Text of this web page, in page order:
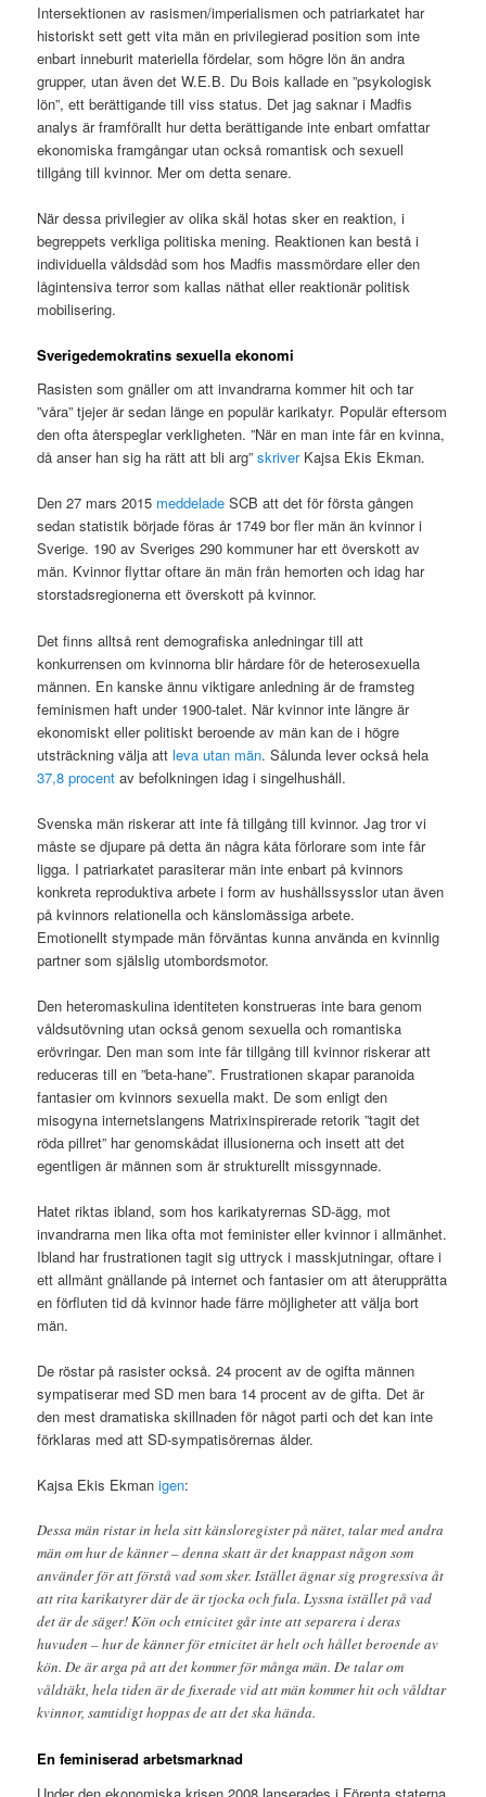
Intersektionen av rasismen/imperialismen och patriarkatet har
historiskt sett gett vita män en privilegierad position som inte
enbart inneburit materiella fördelar, som högre lön än andra
grupper, utan även det W.E.B. Du Bois kallade en ”psykologisk
lön”, ett berättigande till viss status. Det jag saknar i Madfis
analys är framförallt hur detta berättigande inte enbart omfattar
ekonomiska framgångar utan också romantisk och sexuell
tillgång till kvinnor. Mer om detta senare.
När dessa privilegier av olika skäl hotas sker en reaktion, i
begreppets verkliga politiska mening. Reaktionen kan bestå i
individuella våldsdåd som hos Madfis massmördare eller den
lågintensiva terror som kallas näthat eller reaktionär politisk
mobilisering.
Sverigedemokratins sexuella ekonomi
Rasisten som gnäller om att invandrarna kommer hit och tar
”våra” tjejer är sedan länge en populär karikatyr. Populär eftersom
den ofta återspeglar verkligheten. ”När en man inte får en kvinna,
då anser han sig ha rätt att bli arg”skriverKajsa Ekis Ekman.
Den 27 mars 2015 meddelade SCB att det för första gången
sedan statistik började föras år 1749 bor fler män än kvinnor i
Sverige. 190 av Sveriges 290 kommuner har ett överskott av
män. Kvinnor flyttar oftare än män från hemorten och idag har
storstadsregionerna ett överskott på kvinnor.
Det finns alltså rent demografiska anledningar till att
konkurrensen om kvinnorna blir hårdare för de heterosexuella
männen. En kanske ännu viktigare anledning är de framsteg
feminismen haft under 1900-talet. När kvinnor inte längre är
ekonomiskt eller politiskt beroende av män kan de i högre
utsträckning välja attleva utan män. Sålunda lever också hela
37,8 procent av befolkningen idag i singelhushåll.
Svenska män riskerar att inte få tillgång till kvinnor. Jag tror vi
måste se djupare på detta än några kåta förlorare som inte får
ligga. I patriarkatet parasiterar män inte enbart på kvinnors
konkreta reproduktiva arbete i form av hushållssysslor utan även
på kvinnors relationella och känslomässiga arbete.
Emotionellt stympade män förväntas kunna använda en kvinnlig
partner som själslig utombordsmotor.
Den heteromaskulina identiteten konstrueras inte bara genom
våldsutövning utan också genom sexuella och romantiska
erövringar. Den man som inte får tillgång till kvinnor riskerar att
reduceras till en ”beta-hane”. Frustrationen skapar paranoida
fantasier om kvinnors sexuella makt. De som enligt den
misogyna internetslangens Matrixinspirerade retorik ”tagit det
röda pillret” har genomskådat illusionerna och insett att det
egentligen är männen som är strukturellt missgynnade.
Hatet riktas ibland, som hos karikatyrernas SD-ägg, mot
invandrarna men lika ofta mot feminister eller kvinnor i allmänhet.
Ibland har frustrationen tagit sig uttryck i masskjutningar, oftare i
ett allmänt gnällande på internet och fantasier om att återupprätta
en förfluten tid då kvinnor hade färre möjligheter att välja bort
män.
De röstar på rasister också. 24 procent av de ogifta männen
sympatiserar med SD men bara 14 procent av de gifta. Det är
den mest dramatiska skillnaden för något parti och det kan inte
förklaras med att SD-sympatisörernas ålder.
Kajsa Ekis Ekmanigen:
Dessa män ristar in hela sitt känsloregister på nätet, talar med andra
män om hur de känner – denna skatt är det knappast någon som
använder för att förstå vad som sker. Istället ägnar sig progressiva åt
att rita karikatyrer där de är tjocka och fula. Lyssna istället på vad
det är de säger! Kön och etnicitet går inte att separera i deras
huvuden – hur de känner för etnicitet är helt och hållet beroende av
kön. De är arga på att det kommer för många män. De talar om
våldtäkt, hela tiden är de fixerade vid att män kommer hit och våldtar
kvinnor, samtidigt hoppas de att det ska hända.
En feminiserad arbetsmarknad